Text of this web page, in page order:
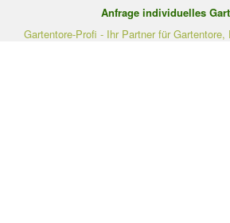
Anfrage individuelles
Gartentore-Profi - Ihr Partner für